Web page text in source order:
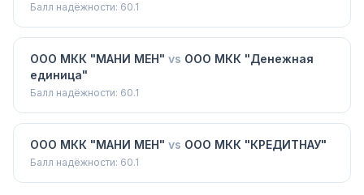
Балл надёжности: 60.1
ООО МКК "МАНИ МЕН" vs ООО МКК "Денежная
единица"
Балл надёжности: 60.1
ООО МКК "МАНИ МЕН" vs ООО МКК "КРЕДИТНАУ"
Балл надёжности: 60.1